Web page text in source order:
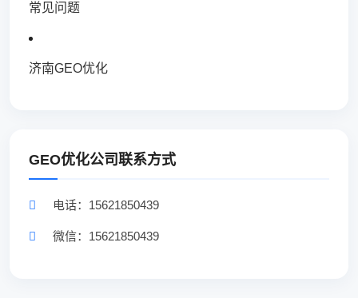
常见问题
济南GEO优化
GEO优化公司联系方式
电话：15621850439
微信：15621850439